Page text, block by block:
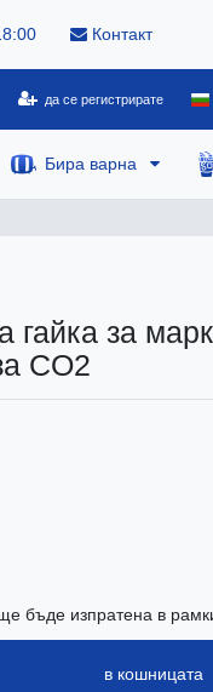
Контакт
да се регистрирате
Бира варна
гайка за
CO2
бъде изпратена в
в кошницата